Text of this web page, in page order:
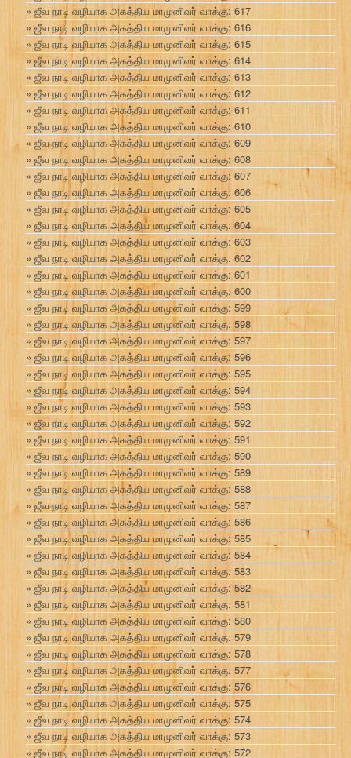
ஜீவ நாடி வழியாக அகத்திய மாமுனிவர் வாக்கு: 617
ஜீவ நாடி வழியாக அகத்திய மாமுனிவர் வாக்கு: 616
ஜீவ நாடி வழியாக அகத்திய மாமுனிவர் வாக்கு: 615
ஜீவ நாடி வழியாக அகத்திய மாமுனிவர் வாக்கு: 614
ஜீவ நாடி வழியாக அகத்திய மாமுனிவர் வாக்கு: 613
ஜீவ நாடி வழியாக அகத்திய மாமுனிவர் வாக்கு: 612
ஜீவ நாடி வழியாக அகத்திய மாமுனிவர் வாக்கு: 611
ஜீவ நாடி வழியாக அகத்திய மாமுனிவர் வாக்கு: 610
ஜீவ நாடி வழியாக அகத்திய மாமுனிவர் வாக்கு: 609
ஜீவ நாடி வழியாக அகத்திய மாமுனிவர் வாக்கு: 608
ஜீவ நாடி வழியாக அகத்திய மாமுனிவர் வாக்கு: 607
ஜீவ நாடி வழியாக அகத்திய மாமுனிவர் வாக்கு: 606
ஜீவ நாடி வழியாக அகத்திய மாமுனிவர் வாக்கு: 605
ஜீவ நாடி வழியாக அகத்திய மாமுனிவர் வாக்கு: 604
ஜீவ நாடி வழியாக அகத்திய மாமுனிவர் வாக்கு: 603
ஜீவ நாடி வழியாக அகத்திய மாமுனிவர் வாக்கு: 602
ஜீவ நாடி வழியாக அகத்திய மாமுனிவர் வாக்கு: 601
ஜீவ நாடி வழியாக அகத்திய மாமுனிவர் வாக்கு: 600
ஜீவ நாடி வழியாக அகத்திய மாமுனிவர் வாக்கு: 599
ஜீவ நாடி வழியாக அகத்திய மாமுனிவர் வாக்கு: 598
ஜீவ நாடி வழியாக அகத்திய மாமுனிவர் வாக்கு: 597
ஜீவ நாடி வழியாக அகத்திய மாமுனிவர் வாக்கு: 596
ஜீவ நாடி வழியாக அகத்திய மாமுனிவர் வாக்கு: 595
ஜீவ நாடி வழியாக அகத்திய மாமுனிவர் வாக்கு: 594
ஜீவ நாடி வழியாக அகத்திய மாமுனிவர் வாக்கு: 593
ஜீவ நாடி வழியாக அகத்திய மாமுனிவர் வாக்கு: 592
ஜீவ நாடி வழியாக அகத்திய மாமுனிவர் வாக்கு: 591
ஜீவ நாடி வழியாக அகத்திய மாமுனிவர் வாக்கு: 590
ஜீவ நாடி வழியாக அகத்திய மாமுனிவர் வாக்கு: 589
ஜீவ நாடி வழியாக அகத்திய மாமுனிவர் வாக்கு: 588
ஜீவ நாடி வழியாக அகத்திய மாமுனிவர் வாக்கு: 587
ஜீவ நாடி வழியாக அகத்திய மாமுனிவர் வாக்கு: 586
ஜீவ நாடி வழியாக அகத்திய மாமுனிவர் வாக்கு: 585
ஜீவ நாடி வழியாக அகத்திய மாமுனிவர் வாக்கு: 584
ஜீவ நாடி வழியாக அகத்திய மாமுனிவர் வாக்கு: 583
ஜீவ நாடி வழியாக அகத்திய மாமுனிவர் வாக்கு: 582
ஜீவ நாடி வழியாக அகத்திய மாமுனிவர் வாக்கு: 581
ஜீவ நாடி வழியாக அகத்திய மாமுனிவர் வாக்கு: 580
ஜீவ நாடி வழியாக அகத்திய மாமுனிவர் வாக்கு: 579
ஜீவ நாடி வழியாக அகத்திய மாமுனிவர் வாக்கு: 578
ஜீவ நாடி வழியாக அகத்திய மாமுனிவர் வாக்கு: 577
ஜீவ நாடி வழியாக அகத்திய மாமுனிவர் வாக்கு: 576
ஜீவ நாடி வழியாக அகத்திய மாமுனிவர் வாக்கு: 575
ஜீவ நாடி வழியாக அகத்திய மாமுனிவர் வாக்கு: 574
ஜீவ நாடி வழியாக அகத்திய மாமுனிவர் வாக்கு: 573
ஜீவ நாடி வழியாக அகத்திய மாமுனிவர் வாக்கு: 572